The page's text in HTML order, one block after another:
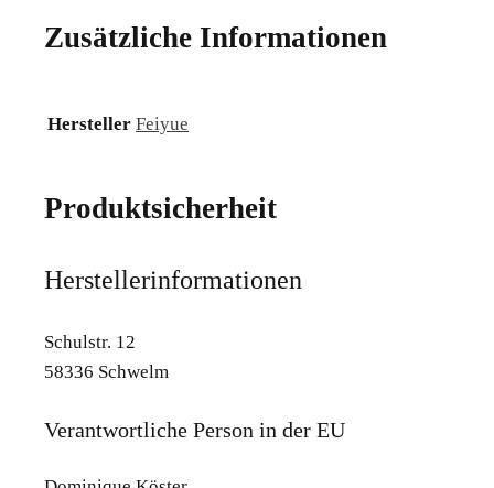
Zusätzliche Informationen
Hersteller Feiyue
Produktsicherheit
Herstellerinformationen
Schulstr. 12
58336 Schwelm
Verantwortliche Person in der EU